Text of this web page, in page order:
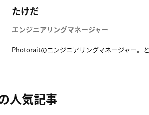
たけだ
エンジニアリングマネージャー
Photoraitのエンジニアリングマネージャー。と
人気記事